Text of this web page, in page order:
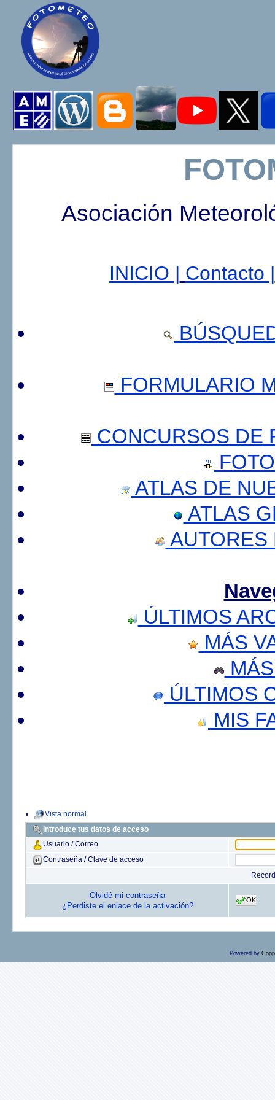
Asociación
INICIO | Contacto |
FORMULARIO
CONCURSOS DE
ATLAS DE
ATLAS
AUTORES
ÚLTIMOS
MÁS
ÚLTIMOS
MIS
Vista normal
Introduce tus datos de acceso
Usuario / Correo
Contraseña / Clave de acceso
Olvidé mi contraseña
¿Perdiste el enlace de la activación?
OK
Powered by